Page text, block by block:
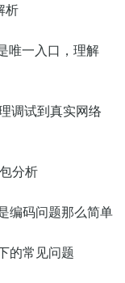
析
唯一入口，理解
调试到真实网络
分析
编码问题那么简单
的常见问题